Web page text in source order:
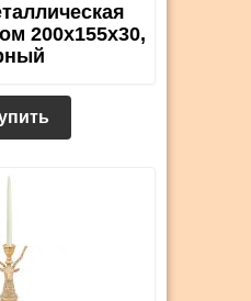
200х155х30,